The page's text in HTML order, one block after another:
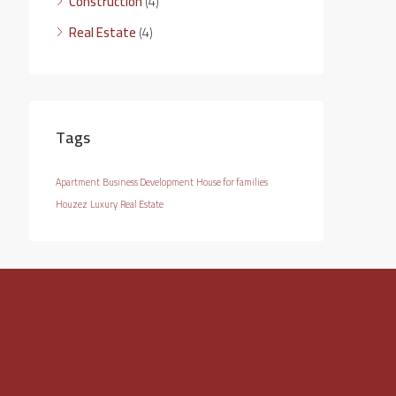
Real Estate(4)
Tags
Apartment Business Development House for families
Houzez Luxury Real Estate